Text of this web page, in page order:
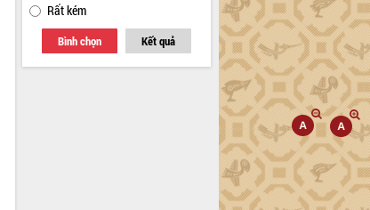
Rất kém
Bình chọn Kết quả